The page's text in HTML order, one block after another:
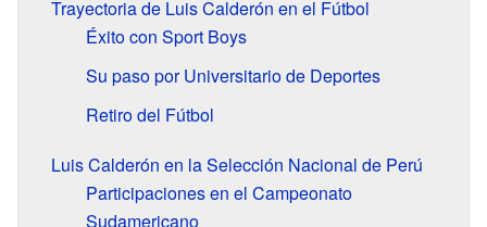
Trayectoria de Luis Calderón en el Fútbol
Éxito con Sport Boys
Su paso por Universitario de Deportes
Retiro del Fútbol
Luis Calderón en la Selección Nacional de Perú
Participaciones en el Campeonato
Sudamericano